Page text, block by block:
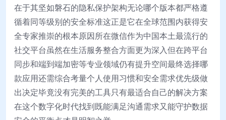
在于其坚如磐石的隐私保护架构无论哪个版本都严格遵
循着同等级别的安全标准这正是它在全球范围内获得安
全专家推崇的根本原因所在微信作为中国本土最流行的
社交平台虽然在生活服务整合方面更为深入但在跨平台
同步和端到端加密等专业领域仍有提升空间最终选择哪
款应用还需综合考量个人使用习惯和安全需求优先级做
出决定毕竟没有完美的工具只有最适合自己的解决方案
在这个数字化时代找到既能满足沟通需求又能守护数据